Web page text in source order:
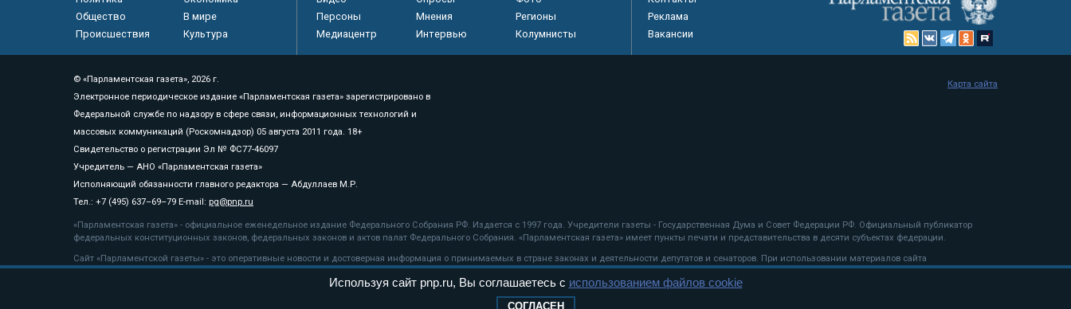
Общество
В мире
Происшествия
Культура
Персоны
Мнения
Регионы
Медиацентр
Интервью Колумнисты
Реклама
Вакансии
© «Парламентская газета», 2026 г.
Электронное периодическое издание «Парламентская газета» зарегистрировано в
Федеральной службе по надзору в сфере связи, информационных технологий и
массовых коммуникаций (Роскомнадзор) 05 августа 2011 года. 18+
Свидетельство о регистрации Эл № ФС77-46097
Учредитель — АНО «Парламентская газета»
Исполняющий обязанности главного редактора — Абдуллаев М.Р.
Тел.: +7 (495) 637–69–79 E-mail: pg@pnp.ru
«Парламентская газета» - официальное еженедельное издание Федерального Собрания РФ. Издается с 1997 года. Учредители газеты - Государственная Дума и Совет Федерации РФ. Официальный публикатор
федеральных конституционных законов, федеральных законов и актов палат Федерального Собрания. «Парламентская газета» имеет пункты печати и представительства в десяти субъектах федерации.
Сайт «Парламентской газеты» - это оперативные новости и достоверная информация о принимаемых в стране законах и деятельности депутатов и сенаторов. При использовании материалов сайта
«Парламентской газеты» активная ссылка на pnp.ru обязательна.
рекомендательные технологии
Карта сайта
Используя сайт pnp.ru, Вы соглашаетесь с использованием файлов cookie
СОГЛАСЕН